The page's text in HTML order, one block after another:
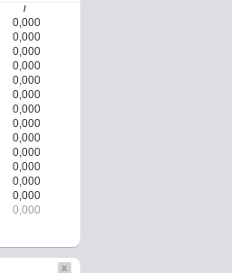
/
0,000
0,000
0,000
0,000
0,000
0,000
0,000
0,000
0,000
0,000
0,000
0,000
0,000
0,000